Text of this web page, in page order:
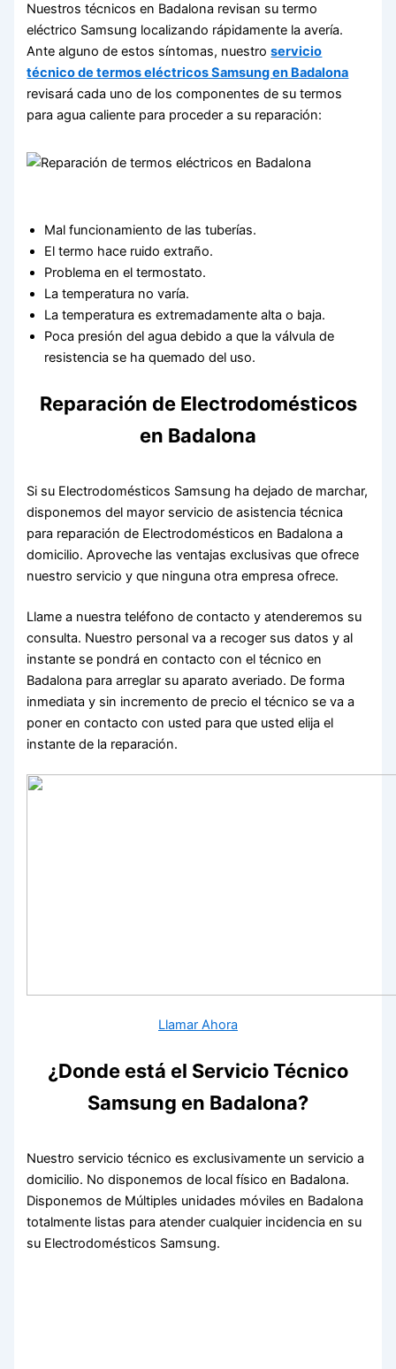
Nuestros técnicos en Badalona revisan su termo
eléctrico Samsung localizando rápidamente la avería.
Ante alguno de estos síntomas, nuestroservicio
técnico de termos eléctricos Samsung en Badalona
revisará cada uno de los componentes de su termos
para agua caliente para proceder a su reparación:
Mal funcionamiento de las tuberías.
El termo hace ruido extraño.
Problema en el termostato.
La temperatura no varía.
La temperatura es extremadamente alta o baja.
Poca presión del agua debido a que la válvula de
resistencia se ha quemado del uso.
Reparación de Electrodomésticos
en Badalona
Si su Electrodomésticos Samsung ha dejado de marchar,
disponemos del mayor servicio de asistencia técnica
para reparación de Electrodomésticos en Badalona a
domicilio. Aproveche las ventajas exclusivas que ofrece
nuestro servicio y que ninguna otra empresa ofrece.
Llame a nuestra teléfono de contacto y atenderemos su
consulta. Nuestro personal va a recoger sus datos y al
instante se pondrá en contacto con el técnico en
Badalona para arreglar su aparato averiado. De forma
inmediata y sin incremento de precio el técnico se va a
poner en contacto con usted para que usted elija el
instante de la reparación.
Llamar Ahora
¿Donde está el Servicio Técnico
Samsung en Badalona?
Nuestro servicio técnico es exclusivamente un servicio a
domicilio. No disponemos de local físico en Badalona.
Disponemos de Múltiples unidades móviles en Badalona
totalmente listas para atender cualquier incidencia en su
su Electrodomésticos Samsung.